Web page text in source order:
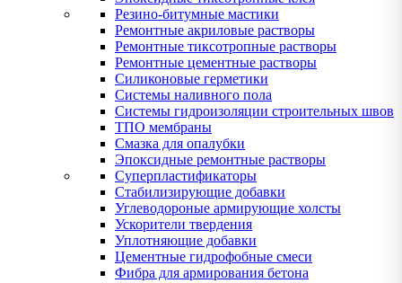
Резино-битумные мастики
Ремонтные акриловые растворы
Ремонтные тиксотропные растворы
Ремонтные цементные растворы
Силиконовые герметики
Системы наливного пола
Системы гидроизоляции строительных швов
ТПО мембраны
Смазка для опалубки
Эпоксидные ремонтные растворы
Суперпластификаторы
Стабилизирующие добавки
Углеводороные армирующие холсты
Ускорители твердения
Уплотняющие добавки
Цементные гидрофобные смеси
Фибра для армирования бетона